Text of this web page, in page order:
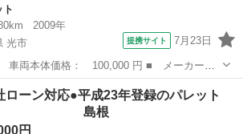
ト
2009年
光市
提携サイト 7月23日
： パレット ■ グレード名： Ｘ 両側ス
キー キーレス オートマ エアコン エアバ
ット
ローン対応●平成23年登録のパレット
島根
円